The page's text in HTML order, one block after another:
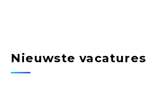
Nieuwste vacatures